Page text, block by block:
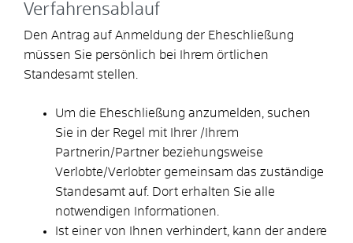
Verfahrensablauf
Den Antrag auf Anmeldung der Eheschließung
müssen Sie persönlich bei Ihrem örtlichen
Standesamt stellen.
Um die Eheschließung anzumelden, suchen
Sie in der Regel mit Ihrer /Ihrem
Partnerin/Partner beziehungsweise
Verlobte/Verlobter gemeinsam das zuständige
Standesamt auf. Dort erhalten Sie alle
notwendigen Informationen.
Ist einer von Ihnen verhindert, kann der andere